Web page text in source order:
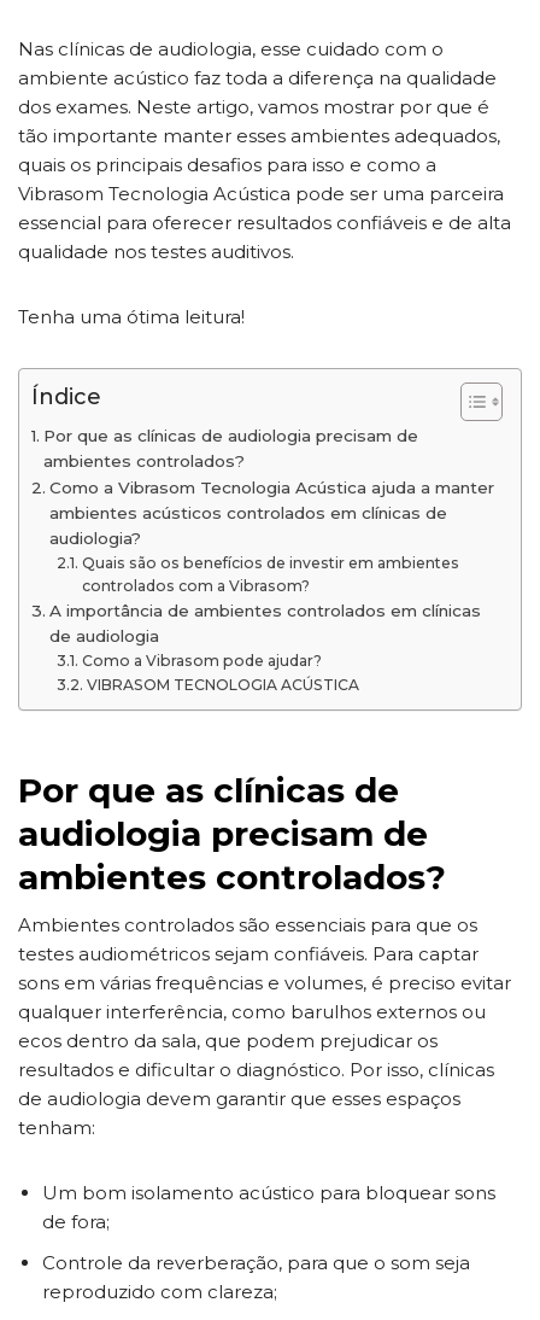
Nas clínicas de audiologia, esse cuidado com o
ambiente acústico faz toda a diferença na qualidade
dos exames. Neste artigo, vamos mostrar por que é
tão importante manter esses ambientes adequados,
quais os principais desafios para isso e como a
Vibrasom Tecnologia Acústica pode ser uma parceira
essencial para oferecer resultados confiáveis e de alta
qualidade nos testes auditivos.
Tenha uma ótima leitura!
Índice
Por que as clínicas de audiologia precisam de
ambientes controlados?
Como a Vibrasom Tecnologia Acústica ajuda a manter
ambientes acústicos controlados em clínicas de
audiologia?
Quais são os benefícios de investir em ambientes
controlados com a Vibrasom?
A importância de ambientes controlados em clínicas
de audiologia
Como a Vibrasom pode ajudar?
VIBRASOM TECNOLOGIA ACÚSTICA
Por que as clínicas de
audiologia precisam de
ambientes controlados?
Ambientes controlados são essenciais para que os
testes audiométricos sejam confiáveis. Para captar
sons em várias frequências e volumes, é preciso evitar
qualquer interferência, como barulhos externos ou
ecos dentro da sala, que podem prejudicar os
resultados e dificultar o diagnóstico. Por isso, clínicas
de audiologia devem garantir que esses espaços
tenham:
Um bom isolamento acústico para bloquear sons
de fora;
Controle da reverberação, para que o som seja
reproduzido com clareza;